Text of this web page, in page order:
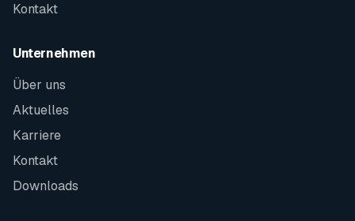
Kontakt
Unternehmen
Über uns
Aktuelles
Karriere
Kontakt
Downloads